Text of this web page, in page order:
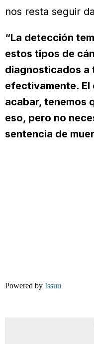
nos resta seguir
“La detección
estos tipos de
diagnosticados a
efectivamente. El
acabar, tenemos
eso, pero no
sentencia de
Powered by Issuu